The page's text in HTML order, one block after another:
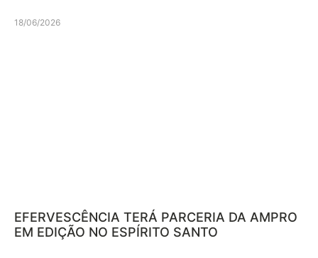
18/06/2026
EFERVESCÊNCIA TERÁ PARCERIA DA AMPRO
EM EDIÇÃO NO ESPÍRITO SANTO